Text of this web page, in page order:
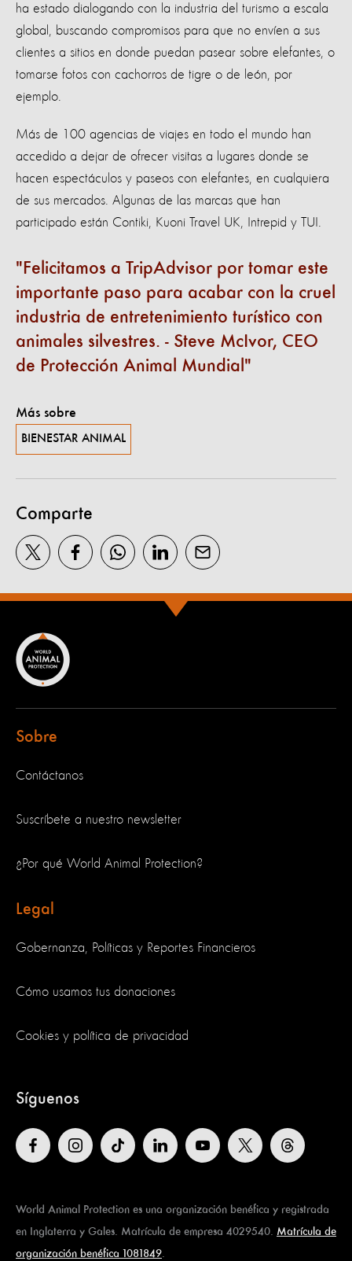
ha estado dialogando con la industria del turismo a escala
global, buscando compromisos para que no envíen a sus
clientes a sitios en donde puedan pasear sobre elefantes, o
tomarse fotos con cachorros de tigre o de león, por
ejemplo.
Más de 100 agencias de viajes en todo el mundo han
accedido a dejar de ofrecer visitas a lugares donde se
hacen espectáculos y paseos con elefantes, en cualquiera
de sus mercados. Algunas de las marcas que han
participado están Contiki, Kuoni Travel UK, Intrepid y TUI.
Felicitamos a TripAdvisor por tomar este
importante paso para acabar con la cruel
industria de entretenimiento turístico con
animales silvestres. - Steve McIvor, CEO
de Protección Animal Mundial
Más sobre
BIENESTAR ANIMAL
Comparte
Sobre
Contáctanos
Suscríbete a nuestro newsletter
¿Por qué World Animal Protection?
Legal
Gobernanza, Políticas y Reportes Financieros
Cómo usamos tus donaciones
Cookies y política de privacidad
Síguenos
World Animal Protection es una organización benéfica y registrada
en Inglaterra y Gales. Matrícula de empresa 4029540. Matrícula de
organización benéfica 1081849